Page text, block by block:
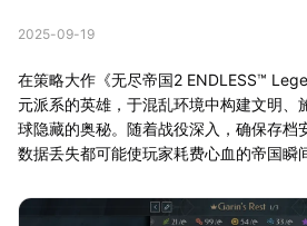
2025-09-19
在策略大作《无尽帝国2 ENDLESS™
元派系的英雄，于混乱环境中构建文明、
球隐藏的奥秘。随着战役深入，确保存档
数据丢失都可能使玩家耗费心血的帝国瞬